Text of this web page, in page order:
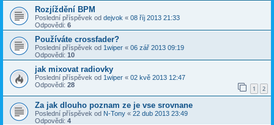
Rozjíždění BPM
Poslední příspěvek od dejvok « 08 říj 2013 21:33
Odpovědi: 6
Používáte crossfader?
Poslední příspěvek od 1wiper « 06 zář 2013 09:19
Odpovědi: 10
jak mixovat radiovky
Poslední příspěvek od 1wiper « 02 kvě 2013 12:47
Odpovědi: 28 1 2
Za jak dlouho poznam ze je vse srovnane
Poslední příspěvek od N-Tony « 22 dub 2013 23:49
Odpovědi: 4